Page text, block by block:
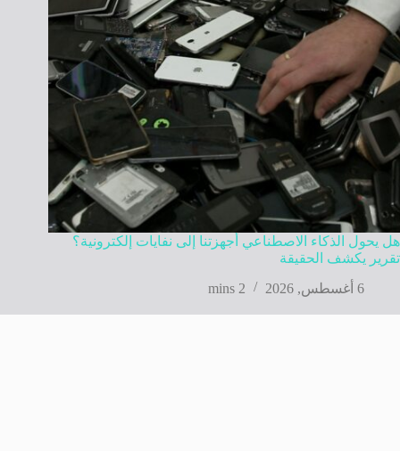
هل يحول الذكاء الاصطناعي أجهزتنا إلى نفايات إلكترونية؟
تقرير يكشف الحقيقة
6 أغسطس, 2026
2 mins